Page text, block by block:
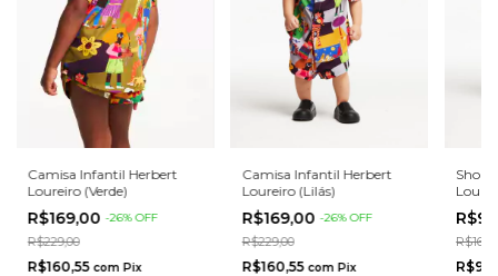
Camisa Infantil Herbert
Loureiro (Verde)
R$169,00 -26%OFF
R$229,00
R$160,55 com Pix
Camisa Infantil Herbert
Loureiro (Lilás)
R$169,00 -26%OFF
R$229,00
R$160,55 com Pix